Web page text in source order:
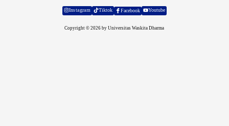
Instagram Tiktok Facebook Youtube
Copyright © 2026 by Universitas Waskita Dharma